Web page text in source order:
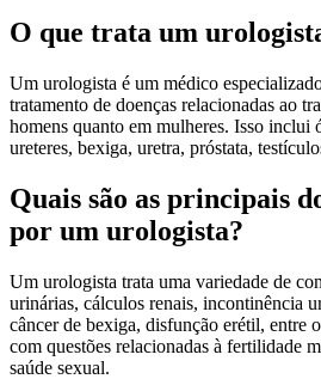
O que trata um
Um urologista é um médico
tratamento de doenças relacionadas ao
homens quanto em mulheres. Isso inclui
ureteres, bexiga, uretra, próstata,
Quais são as principais
por um urologista?
Um urologista trata uma variedade de
urinárias, cálculos renais, incontinência
câncer de bexiga, disfunção erétil, entre
com questões relacionadas à fertilidade
saúde sexual.